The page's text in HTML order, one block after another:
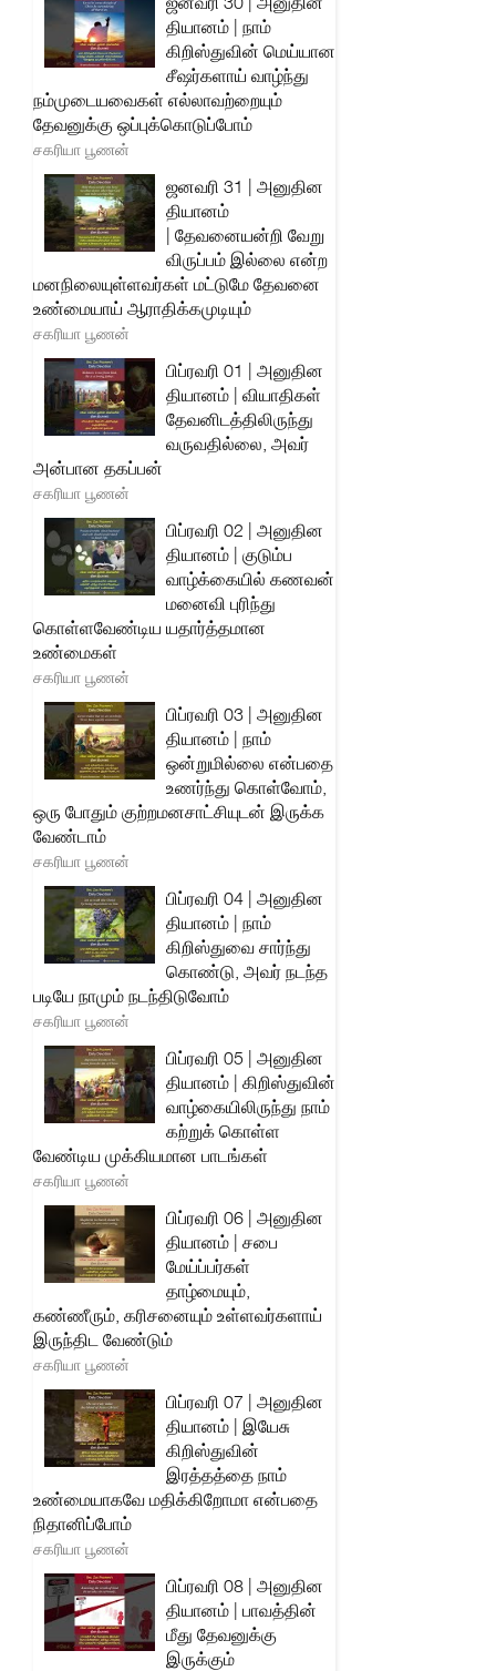
தியானம் | நாம்
கிறிஸ்துவின் மெய்யான
சீஷர்களாய் வாழ்ந்து
நம்முடையவைகள் எல்லாவற்றையும்
தேவனுக்கு ஒப்புக்கொடுப்போம்
சகரியா பூணன்
ஜனவரி 31 | அனுதின
தியானம்
| தேவனையன்றி வேறு
விருப்பம் இல்லை என்ற
மனநிலையுள்ளவர்கள் மட்டுமே தேவனை
உண்மையாய் ஆராதிக்கமுடியும்
சகரியா பூணன்
பிப்ரவரி 01 | அனுதின
தியானம் | வியாதிகள்
தேவனிடத்திலிருந்து
வருவதில்லை, அவர்
அன்பான தகப்பன்
சகரியா பூணன்
பிப்ரவரி 02 | அனுதின
தியானம் | குடும்ப
வாழ்க்கையில் கணவன்
மனைவி புரிந்து
கொள்ளவேண்டிய யதார்த்தமான
உண்மைகள்
சகரியா பூணன்
பிப்ரவரி 03 | அனுதின
தியானம் | நாம்
ஒன்றுமில்லை என்பதை
உணர்ந்து கொள்வோம்,
ஒரு போதும் குற்றமனசாட்சியுடன் இருக்க
வேண்டாம்
சகரியா பூணன்
பிப்ரவரி 04 | அனுதின
தியானம் | நாம்
கிறிஸ்துவை சார்ந்து
கொண்டு, அவர் நடந்த
படியே நாமும் நடந்திடுவோம்
சகரியா பூணன்
பிப்ரவரி 05 | அனுதின
தியானம் | கிறிஸ்துவின்
வாழ்கையிலிருந்து நாம்
கற்றுக் கொள்ள
வேண்டிய முக்கியமான பாடங்கள்
சகரியா பூணன்
பிப்ரவரி 06 | அனுதின
தியானம் | சபை
மேய்ப்பர்கள்
தாழ்மையும்,
கண்ணீரும், கரிசனையும் உள்ளவர்களாய்
இருந்திட வேண்டும்
சகரியா பூணன்
பிப்ரவரி 07 | அனுதின
தியானம் | இயேசு
கிறிஸ்துவின்
இரத்தத்தை நாம்
உண்மையாகவே மதிக்கிறோமா என்பதை
நிதானிப்போம்
சகரியா பூணன்
பிப்ரவரி 08 | அனுதின
தியானம் | பாவத்தின்
மீது தேவனுக்கு
இருக்கும்